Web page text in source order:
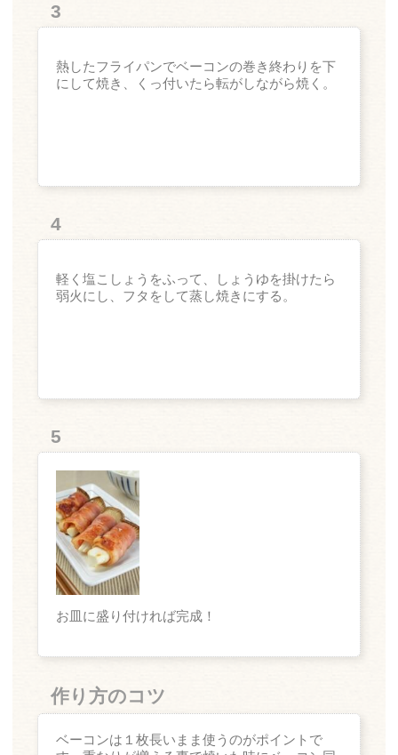
3
熱したフライパンでベーコンの巻き終わりを下
にして焼き、くっ付いたら転がしながら焼く。
4
軽く塩こしょうをふって、しょうゆを掛けたら
弱火にし、フタをして蒸し焼きにする。
5
お皿に盛り付ければ完成！
作り方のコツ
ベーコンは１枚長いまま使うのがポイントで